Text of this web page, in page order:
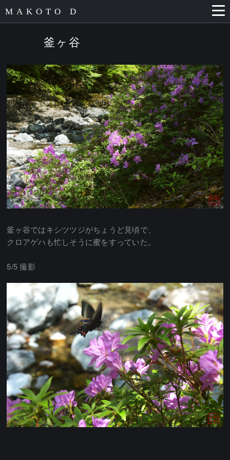
MAKOTO D
釜ヶ谷
釜ヶ谷ではキシツツジがちょうど見頃で、
クロアゲハも忙しそうに蜜をすっていた。
5/5 撮影